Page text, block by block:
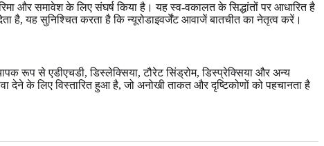
और समावेश के लिए संघर्ष किया है। यह स्व-वकालत के सिद्धांतों पर आधारित है
है, यह सुनिश्चित करता है कि न्यूरोडाइवर्जेंट आवाजें बातचीत का नेतृत्व करें।
रूप से एडीएचडी, डिस्लेक्सिया, टौरेट सिंड्रोम, डिस्प्रेक्सिया और अन्य
देने के लिए विस्तारित हुआ है, जो अनोखी ताकत और दृष्टिकोणों को पहचानता है